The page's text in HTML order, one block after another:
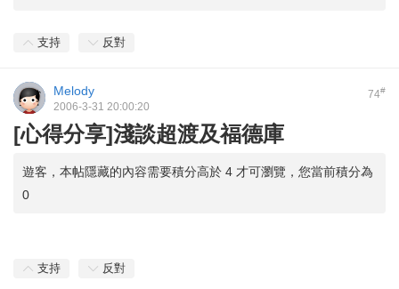
支持 反對
74#
Melody
2006-3-31 20:00:20
[心得分享]淺談超渡及福德庫
遊客，本帖隱藏的內容需要積分高於 4 才可瀏覽，您當前積分為
0
支持 反對